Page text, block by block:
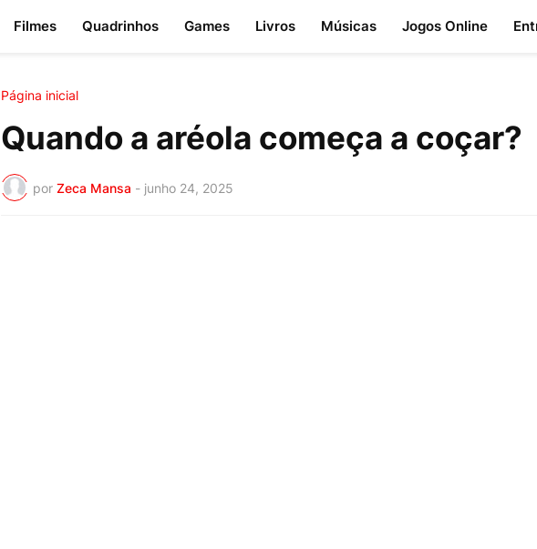
Filmes Quadrinhos Games Livros Músicas Jogos Online
Página inicial
Quando a aréola começa a coçar?
por Zeca Mansa - junho 24, 2025